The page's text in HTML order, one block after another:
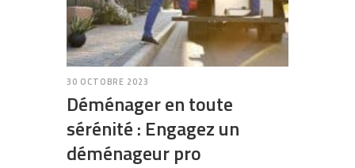
30 OCTOBRE 2023
Déménager en toute
sérénité : Engagez un
déménageur pro